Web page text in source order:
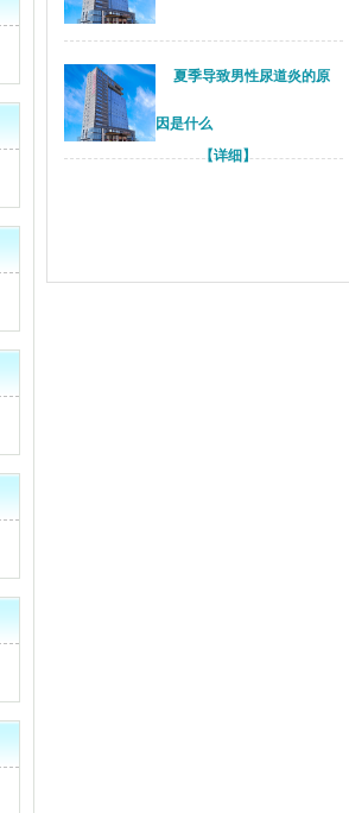
夏季导致男性尿道炎的原
因是什么
【详细】